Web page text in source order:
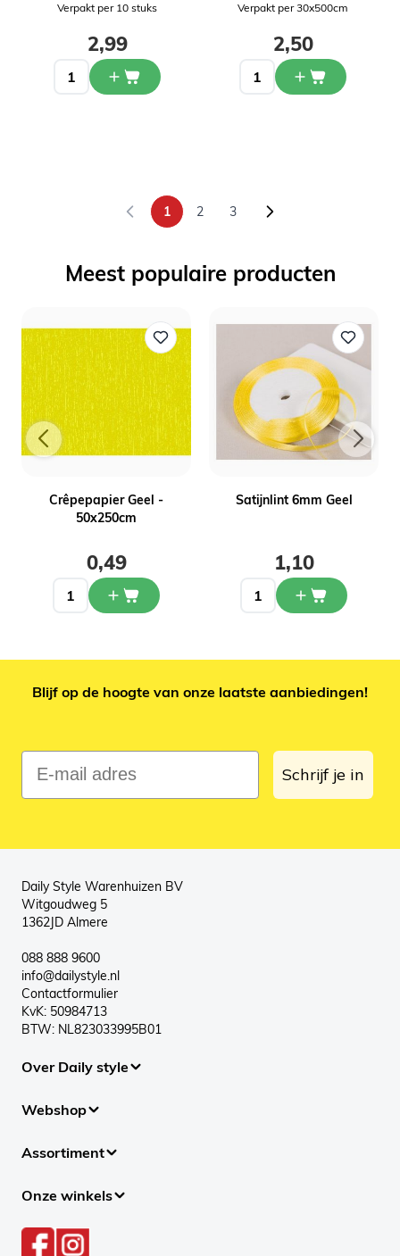
Verpakt per 10 stuks
2,99
Verpakt per 30x500cm
2,50
U lees momenteel pagina
1 Pagina
2 Pagina
3
Meest populaire producten
Crêpepapier Geel -
50x250cm
0,49
Satijnlint 6mm Geel
1,10
Blijf op de hoogte van onze laatste aanbiedingen!
E-mail adres
Schrijf je in
Daily Style Warenhuizen BV
Witgoudweg 5
1362JD Almere
088 888 9600
info@dailystyle.nl
Contactformulier
KvK: 50984713
BTW: NL823033995B01
Over Daily style
Webshop
Assortiment
Onze winkels